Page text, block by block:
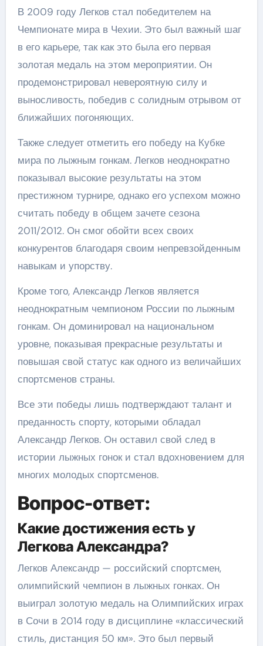
В 2009 году Легков стал победителем на
Чемпионате мира в Чехии. Это был важный шаг
в его карьере, так как это была его первая
золотая медаль на этом мероприятии. Он
продемонстрировал невероятную силу и
выносливость, победив с солидным отрывом от
ближайших погоняющих.
Также следует отметить его победу на Кубке
мира по лыжным гонкам. Легков неоднократно
показывал высокие результаты на этом
престижном турнире, однако его успехом можно
считать победу в общем зачете сезона
2011/2012. Он смог обойти всех своих
конкурентов благодаря своим непревзойденным
навыкам и упорству.
Кроме того, Александр Легков является
неоднократным чемпионом России по лыжным
гонкам. Он доминировал на национальном
уровне, показывая прекрасные результаты и
повышая свой статус как одного из величайших
спортсменов страны.
Все эти победы лишь подтверждают талант и
преданность спорту, которыми обладал
Александр Легков. Он оставил свой след в
истории лыжных гонок и стал вдохновением для
многих молодых спортсменов.
Вопрос-ответ:
Какие достижения есть у
Легкова Александра?
Легков Александр — российский спортсмен,
олимпийский чемпион в лыжных гонках. Он
выиграл золотую медаль на Олимпийских играх
в Сочи в 2014 году в дисциплине «классический
стиль, дистанция 50 км». Это был первый